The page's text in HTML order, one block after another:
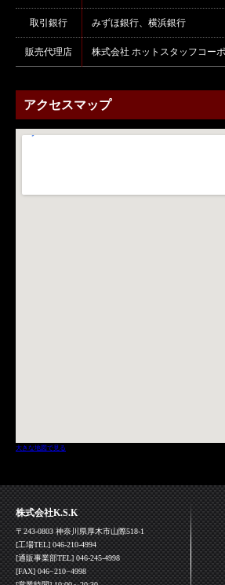
取引銀行 みずほ銀行、横浜銀行
販売代理店 株式会社 ホットスタッフコー
アクセスマップ
大きな地図で見る
株式会社K.S.K
〒243-0803 神奈川県厚木市山際518-1
[工場TEL] 046-210-4994
[通販事業部TEL] 046-245-4998
[FAX] 046−210−4998